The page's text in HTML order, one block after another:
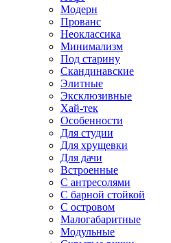
Модерн
Прованс
Неоклассика
Минимализм
Под старину
Скандинавские
Элитные
Эксклюзивные
Хай-тек
Особенности
Для студии
Для хрущевки
Для дачи
Встроенные
С антресолями
С барной стойкой
С островом
Малогабаритные
Модульные